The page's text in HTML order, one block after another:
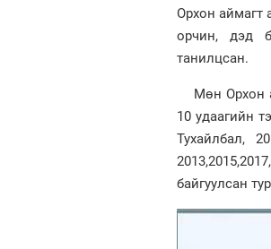
Орхон аймагт
орчин, дэд
танилцсан.
Мөн Орхон
10 удаагийн
Тухайлбал,
байгуулсан